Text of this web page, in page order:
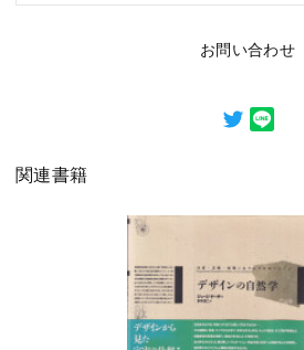
お問い合わせ
関連書籍